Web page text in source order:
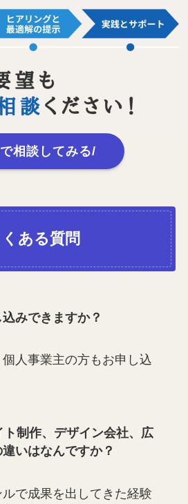
相談してみる/
ある質問
みできますか？
人事業主の方もお申し込
制作、デザイン会社、広
いはなんですか？
で成果を出してきた経験